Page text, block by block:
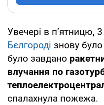
Увечері в пʼятницю,
Бєлгороді знову
було завдано
влучання по
спалахнула пожежа.